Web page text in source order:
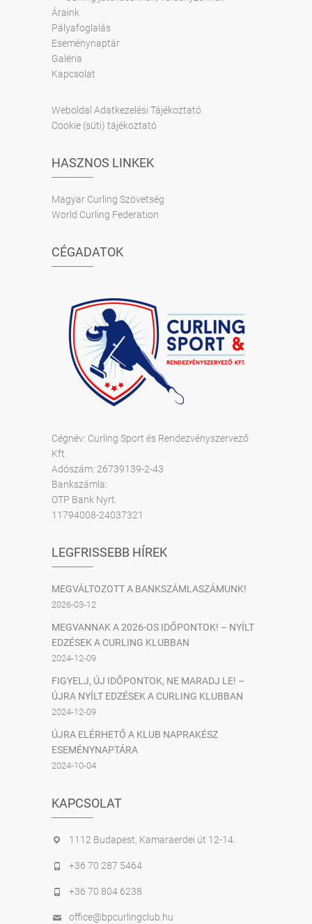
Áraink
Pályafoglalás
Eseménynaptár
Galéria
Kapcsolat
Weboldal Adatkezelési Tájékoztató
Cookie (süti) tájékoztató
HASZNOS LINKEK
Magyar Curling Szövetség
World Curling Federation
CÉGADATOK
Cégnév: Curling Sport és Rendezvényszervező
Kft.
Adószám: 26739139-2-43
Bankszámla:
OTP Bank Nyrt.
11794008-24037321
LEGFRISSEBB HÍREK
MEGVÁLTOZOTT A BANKSZÁMLASZÁMUNK!
2026-03-12
MEGVANNAK A 2026-OS IDŐPONTOK! – NYÍLT
EDZÉSEK A CURLING KLUBBAN
2024-12-09
FIGYELJ, ÚJ IDŐPONTOK, NE MARADJ LE! –
ÚJRA NYÍLT EDZÉSEK A CURLING KLUBBAN
2024-12-09
ÚJRA ELÉRHETŐ A KLUB NAPRAKÉSZ
ESEMÉNYNAPTÁRA
2024-10-04
KAPCSOLAT
1112 Budapest, Kamaraerdei út 12-14.
+36 70 287 5464
+36 70 804 6238
office@bpcurlingclub.hu